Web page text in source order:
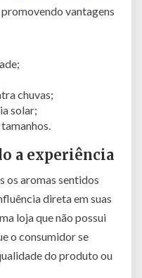
vantagens
chuvas;
solar;
a experiência
os aromas sentidos
direta em suas
loja que não possui
o consumidor se
do produto ou